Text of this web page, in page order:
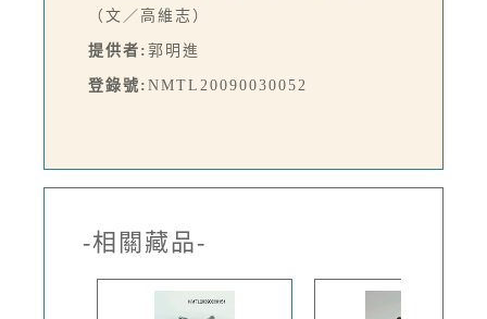
（文／高維志）
提供者: 郭明進
登錄號: NMTL20090030052
-相關藏品-